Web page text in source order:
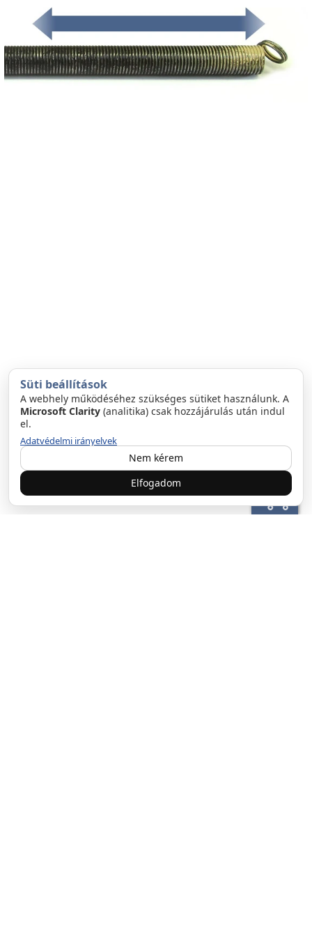
Süti beállítások
A webhely működéséhez szükséges sütiket használunk. A
Microsoft Clarity (analitika) csak hozzájárulás után indul
el.
Adatvédelmi irányelvek
Nem kérem
Elfogadom